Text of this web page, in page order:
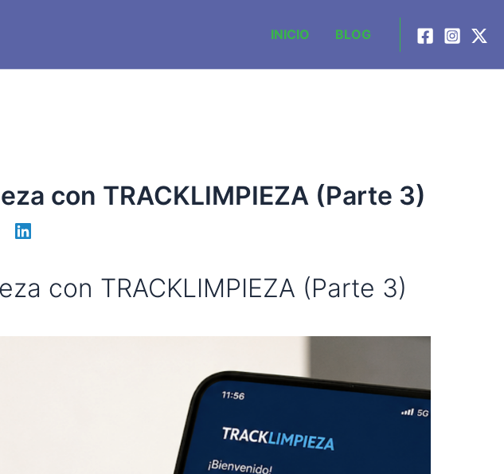
INICIO BLOG
con TRACKLIMPIEZA (Parte 3)
con TRACKLIMPIEZA (Parte 3)